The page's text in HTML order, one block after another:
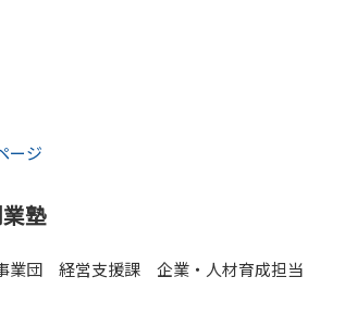
ージ
塾
事業団 経営支援課 企業・人材育成担当